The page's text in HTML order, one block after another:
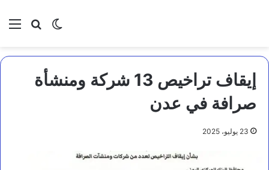
بحثالوضع
إيقاف تراخيص 13 شركة ومنشأة
صرافة في عدن
23 يوليو، 2025